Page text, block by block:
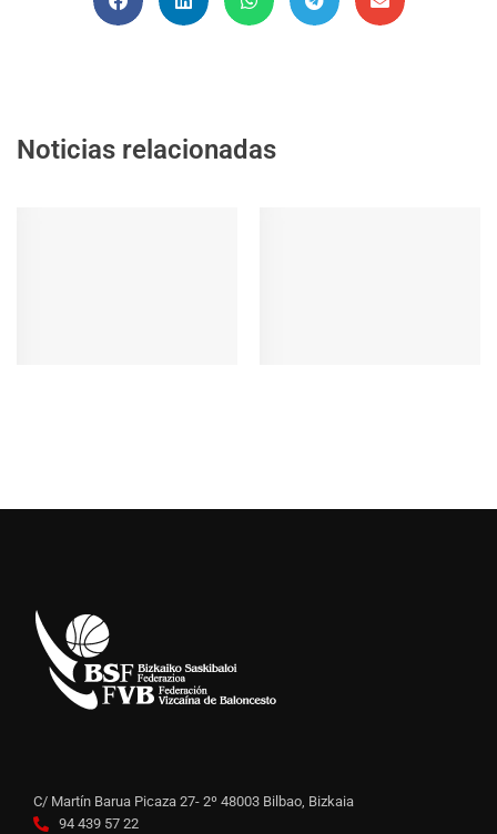
Noticias relacionadas
C/ Martín Barua Picaza 27- 2º 48003 Bilbao, Bizkaia
94 439 57 22